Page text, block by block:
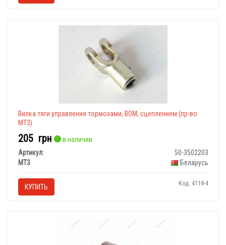
Вилка тяги управления тормозами, ВОМ, сцеплением (пр-во
МТЗ)
205 грн
в наличии
Артикул:
50-3502203
МТЗ
Беларусь
КУПИТЬ Код: 4118-4